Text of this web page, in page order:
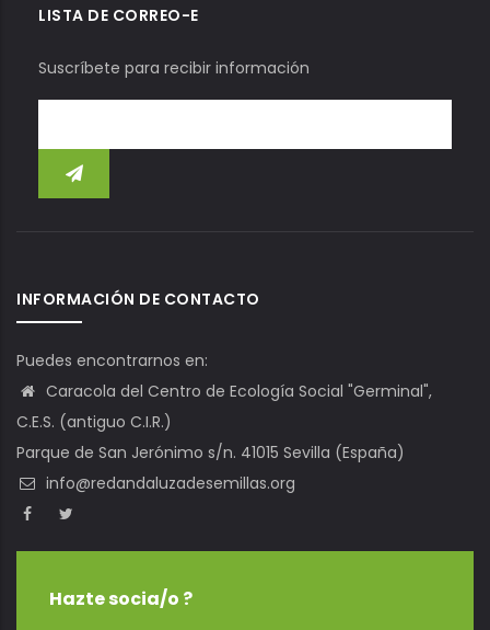
LISTA DE CORREO-E
Suscríbete para recibir información
INFORMACIÓN DE CONTACTO
Puedes encontrarnos en:
Caracola del Centro de Ecología Social "Germinal",
C.E.S. (antiguo C.I.R.)
Parque de San Jerónimo s/n. 41015 Sevilla (España)
info@redandaluzadesemillas.org
Hazte socia/o ?